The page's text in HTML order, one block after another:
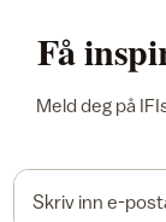
Få
Meld deg på